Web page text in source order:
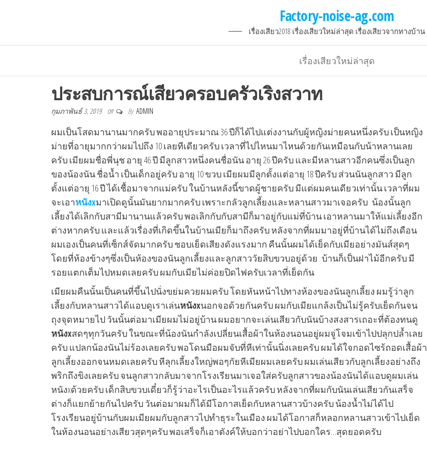
Factory-noise-ag.com
เรื่องเสียว2018 เรื่องเสียวใหม่ล่าสุด เรื่องเสียวจากทางบ้าน
เรื่องเสียวใหม่ล่าสุด
ประสบการณ์เสียวครอบครัวเริงสวาท
กุมภาพันธ์ 3, 2019 Off By ADMIN
ผมเป็นโสดมานานมากครับ พออายุประมาณ 36 ปีก็ได้ไปแต่งงานกับผู้หญิงม่ายคนหนึ่งครับ เป็นหญิง
ม่ายที่อายุมากกว่าผมไปถึง 10 เลยทีเดียวครับ เวลาที่ไปไหนมาไหนด้วยกันเหมือนกับน้าหลานเลย
ครับ เมียผมชื่อพี่นุช อายุ 46 ปี มีลูกสาวหนึ่งคนชื่อนัน อายุ 26 ปีครับ และมีหลานสาวอีกคนซึ่งเป็นลูก
ของน้องนัน ชื่อน้ำ เป็นเด็กอยู่ครับ อายุ 10 ขวบ เมียผมมีลูกตั้งแต่อายุ 18 ปีครับ ส่วนนันลูกสาว มีลูก
ตั้งแต่อายุ 16 ปี ได้เชื้อมาจากแม่ครับ ในบ้านหลังนี้ขาดผู้ชายครับ มีแต่ผมคนเดียวเท่านั้น เวลาที่ผม
จะเอาหนังxมาเปิดดูนั้นมันยากมากครับ เพราะกลัวลูกเลี้ยงและหลานสาวมาเจอครับ น้องนั้นลูก
เลี้ยงได้เลิกกับสามีมานานแล้วครับ พอเลิกกับกับสามีก็มาอยู่กับแม่ที่บ้าน เอาหลานมาให้แม่เลี้ยงอีก
ต่างหากครับ และแล้วเรื่องที่เกิดขึ้นในบ้านเมียก็มาถึงครับ หลังจากที่ผมมาอยู่ที่บ้านได้ไม่ถึงเดือน
ผมเองเป็นคนที่เซ็กส์จัดมากครับ ชอบเย็ดเสียงดังแรงมาก คืนนั้นผมได้เย็ดกับเมียอย่างมันส์สุดๆ
โดยที่ห้องข้างๆซึ่งเป็นห้องของนันลูกเลี้ยงและลูกสาววัยสิบขวบอยู่ด้วย บ้านก็เป็นฝาไม้อีกครับ มี
รอยแตกเต็มไปหมดเลยครับ ผมกับเมียไม่ค่อยปิดไฟครับเวลาที่เย็ดกัน
เมียผมคืนนั้นเป็นคนที่ขึ้นไปนั่งขย่มควยผมครับ โดยหันหน้าไปทางห้องของนันลูกเลี้ยง ผมรู้ว่าลูก
เลี้ยงกับหลานสาวได้แอบดูเราเล่นหนังxนอกจอด้วยกันครับ ผมกับเมียแกล้งเป็นไม่รู้ครับเย็ดกันจน
ถุงจุดหมายไป วันนั้นต่อมาเมียผมไม่อยู่บ้าน ผมอยากจะเล่นเสียวกับนันบ้างสงสารเถอะที่ต้องทนดู
หนังxสดๆทุกวันครับ ในขณะที่น้องนันกำลังเปลี่ยนเสื้อผ้าในห้องนอนอยู่ผมจู่โจมเข้าไปปลุกปล้ำเลย
ครับ แปลกน้องนันไม่ร้องเลยครับ พอโดนมือผมจับที่หีเท่านั้นนิ่งเลยครับ ผมได้ใจกอดไซร้ถอดเสื้อผ้า
ลูกเลี้ยงออกจนหมดเลยครับ หีลุกเลี้ยงใหญ่พอๆกัยหีเมียผมเลยครับ ผมเล่นเสียวกับลูกเลี้ยงอย่างถึง
พริกถึงขิงเลยครับ จนลูกสาวกลับมาจากโรงเรียนมาเจอใส่ครับลูกสาวของน้องนันได้แอบดูผมเล่น
หนังxด้วยครับ เด็กสิบขวบเดี๋ยวก็รู้ว่าอะไรเป็นอะไรแล้วครับ หลังจากที่ผมกับนันเล่นเสียวกันเสร็จ
ต่างก็แยกย้ายกันไปครับ วันต่อมาผมก็ได้มีโอกาสเย็ดกับหลานสาวบ้างครับ น้องน้ำไม่ได้ไป
โรงเรียนอยู่บ้านกับผมเมียผมกับลูกสาวไปทำธุระในเมือง ผมได้โอกาสก็หลอกหลานสาวเข้าไปเย็ด
ในห้องนอนอย่างเสียวสุดๆครับ พอเสร็จก็เอาตังค์ให้บอกว่าอย่าไปบอกใคร…สุดยอดครับ